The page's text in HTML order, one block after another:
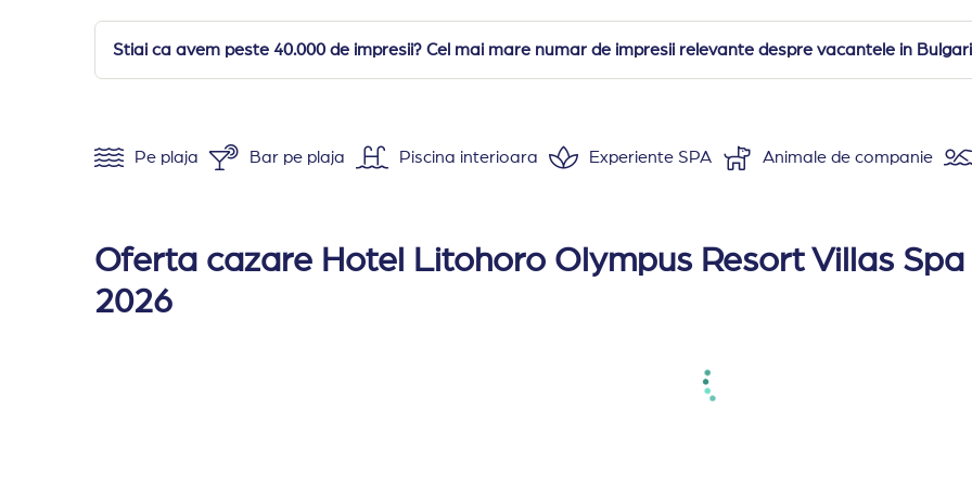
Stiai ca avem peste 40.000 de impresii? Cel mai mare numar de impresii relevante despre vacantele in
Pe plaja Bar pe plaja Piscina interioara Experiente SPA Animale de companie
Toate camerele dispun de aer conditionat (cald/rece), prosoape si papuci, cosmetice de baie,
(aprox 50 mp) dispune de piscina privata, cada Jacuzzi, semineu,
Oferta cazare Hotel Litohoro Olympus Resort Villas Spa
2026